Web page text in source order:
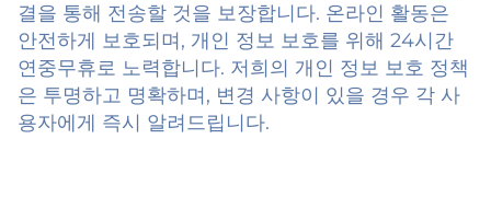
결을 통해 전송할 것을 보장합니다. 온라인 활동은
안전하게 보호되며, 개인 정보 보호를 위해 24시간
연중무휴로 노력합니다. 저희의 개인 정보 보호 정책
은 투명하고 명확하며, 변경 사항이 있을 경우 각 사
용자에게 즉시 알려드립니다.